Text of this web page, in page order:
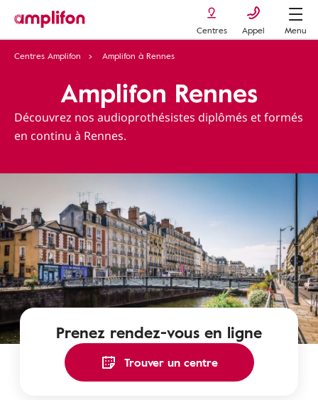
Centres Appel
Menu
Centres Amplifon
Amplifon à Rennes
Amplifon Rennes
Découvrez nos audioprothésistes diplômés et formés
en continu à Rennes.
Prenez rendez-vous en ligne
Trouver un centre